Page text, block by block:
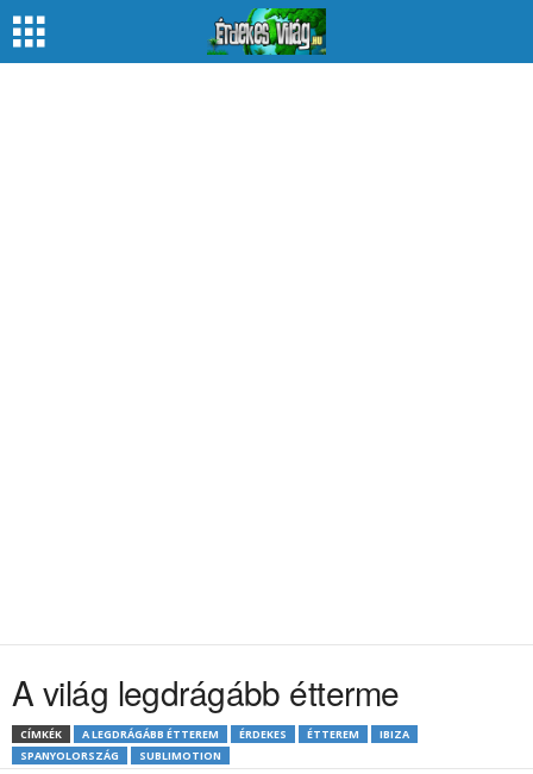
A világ legdrágább étterme
CÍMKÉK A LEGDRÁGÁBB ÉTTEREM ÉRDEKES ÉTTEREM
IBIZA
SPANYOLORSZÁG
SUBLIMOTION